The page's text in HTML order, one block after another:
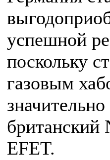
успешной
поскольку
газовым
британский
EFET.